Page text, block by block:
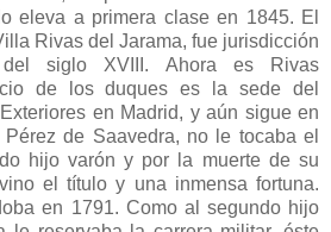
eleva a primera clase en 1845. El
Rivas del Jarama, fue jurisdicción
siglo XVIII. Ahora es Rivas
de los duques es la sede del
en Madrid, y aún sigue en
de Saavedra, no le tocaba el
hijo varón y por la muerte de su
el título y una inmensa fortuna.
en 1791. Como al segundo hijo